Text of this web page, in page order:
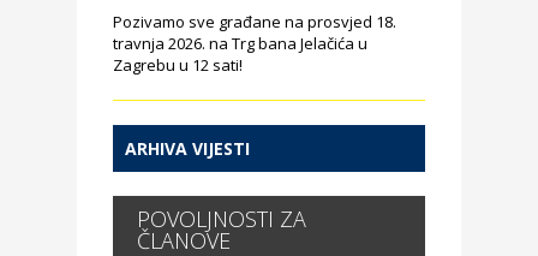
Pozivamo sve građane na prosvjed 18.
travnja 2026. na Trg bana Jelačića u
Zagrebu u 12 sati!
ARHIVA VIJESTI
POVOLJNOSTI ZA
ČLANOVE